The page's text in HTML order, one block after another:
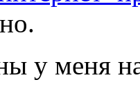
у меня